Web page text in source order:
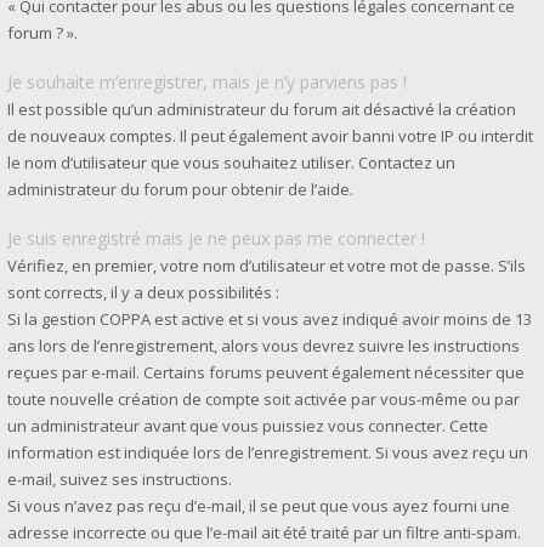
« Qui contacter pour les abus ou les questions légales concernant ce
forum ? ».
Je souhaite m’enregistrer, mais je n’y parviens pas !
Il est possible qu’un administrateur du forum ait désactivé la création
de nouveaux comptes. Il peut également avoir banni votre IP ou interdit
le nom d’utilisateur que vous souhaitez utiliser. Contactez un
administrateur du forum pour obtenir de l’aide.
Je suis enregistré mais je ne peux pas me connecter !
Vérifiez, en premier, votre nom d’utilisateur et votre mot de passe. S’ils
sont corrects, il y a deux possibilités :
Si la gestion COPPA est active et si vous avez indiqué avoir moins de 13
ans lors de l’enregistrement, alors vous devrez suivre les instructions
reçues par e-mail. Certains forums peuvent également nécessiter que
toute nouvelle création de compte soit activée par vous-même ou par
un administrateur avant que vous puissiez vous connecter. Cette
information est indiquée lors de l’enregistrement. Si vous avez reçu un
e-mail, suivez ses instructions.
Si vous n’avez pas reçu d’e-mail, il se peut que vous ayez fourni une
adresse incorrecte ou que l’e-mail ait été traité par un filtre anti-spam.